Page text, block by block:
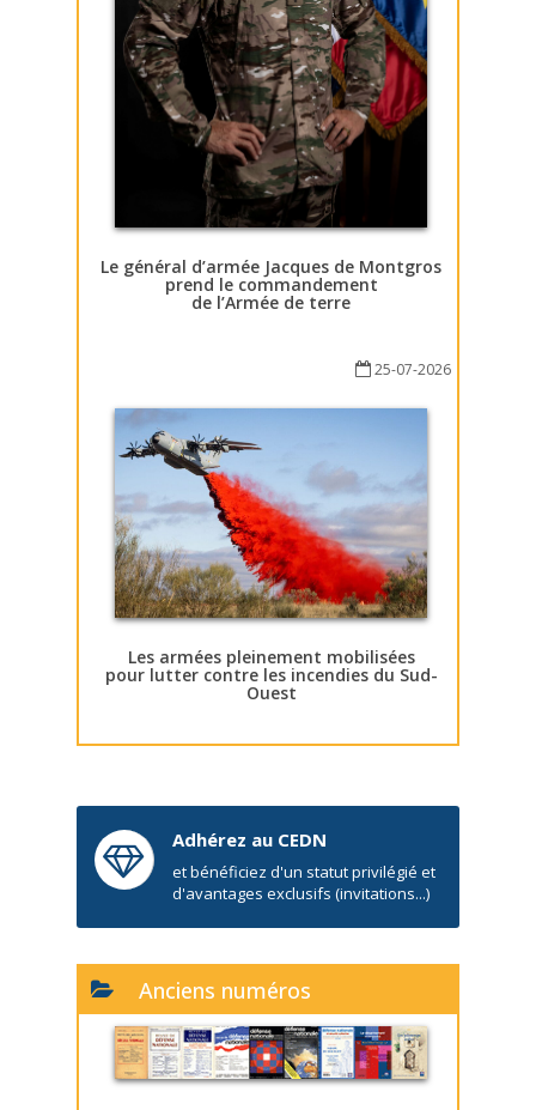
Le général d’armée Jacques de Montgros
prend le commandement
de l’Armée de terre
25-07-2026
Les armées pleinement mobilisées
pour lutter contre les incendies du Sud-
Ouest
Adhérez au CEDN
et bénéficiez d'un statut privilégié et
d'avantages exclusifs (invitations...)
Anciens numéros